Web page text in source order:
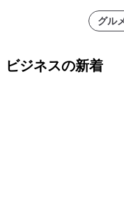
グル
ビジネスの新着